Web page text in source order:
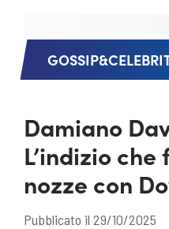
Damiano
L’indizio
nozze con
Pubblicato il 29/10/2025